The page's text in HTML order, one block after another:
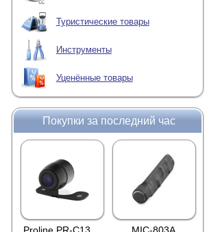
Туристические товары
Инструменты
Уценённые товары
Покупки за последний час